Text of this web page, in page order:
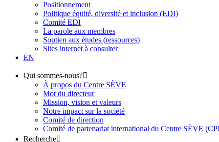
Positionnement
Politique équité, diversité et inclusion (EDI)
Comité EDI
La parole aux membres
Soutien aux études (ressources)
Sites internet à consulter
EN
Qui sommes-nous?
À propos du Centre SÈVE
Mot du directeur
Mission, vision et valeurs
Notre impact sur la société
Comité de direction
Comité de partenariat international du Centre SÈVE
Recherche